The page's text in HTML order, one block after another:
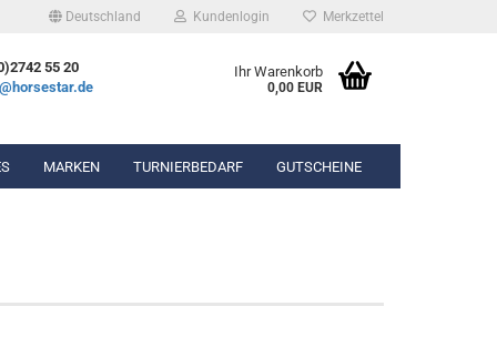
Deutschland Kundenlogin Merkzettel
55 20
Ihr Warenkorb
0,00 EUR
MARKEN TURNIERBEDARF GUTSCHEINE